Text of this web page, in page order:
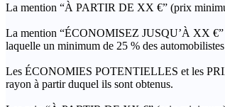
La mention “À PARTIR DE XX €” (prix
La mention “ÉCONOMISEZ JUSQU’À XX €”
laquelle un minimum de 25 % des
Les ÉCONOMIES POTENTIELLES et les
rayon à partir duquel ils sont obtenus.